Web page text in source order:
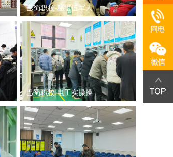
巴蜀职校-秘退伍军人
巴蜀职校-电工实操操